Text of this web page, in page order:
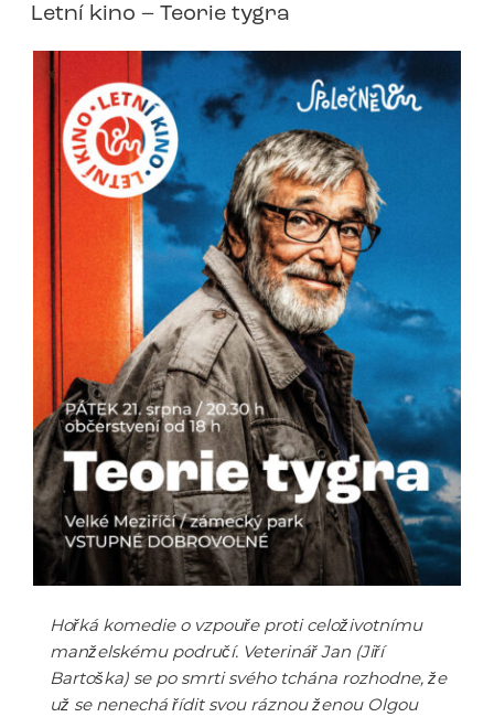
Letní kino – Teorie tygra
Hořká komedie o vzpouře proti celoživotnímu
manželskému područí. Veterinář Jan (Jiří
Bartoška) se po smrti svého tchána rozhodne, že
už se nenechá řídit svou ráznou ženou Olgou